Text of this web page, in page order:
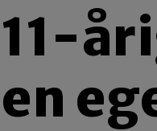
11-
en